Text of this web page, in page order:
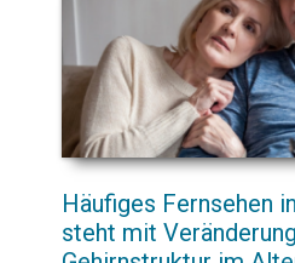
Häufiges Fernsehen
steht mit